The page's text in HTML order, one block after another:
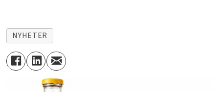
NYHETER